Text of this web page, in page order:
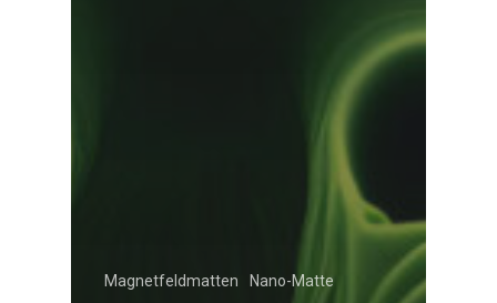
Magnetfeldmatten Nano-Matte